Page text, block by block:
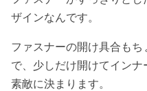
ザインなんです。
ファスナーの開け具合も
で、少しだけ開けてイン
素敵に決まります。